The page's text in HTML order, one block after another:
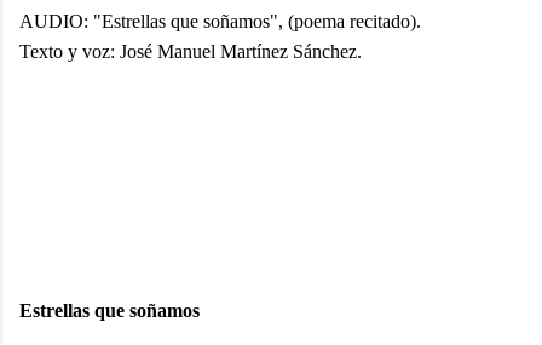
AUDIO: "Estrellas que soñamos", (poema recitado).
Texto y voz: José Manuel Martínez Sánchez.
Estrellas que soñamos